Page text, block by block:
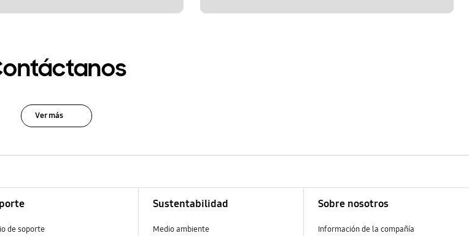
Ver más
de soporte
Sustentabilidad
Medio ambiente
Sobre nosotros
Información de la compañía